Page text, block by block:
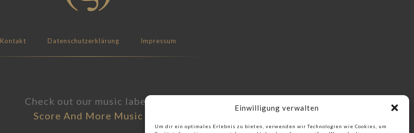
Einwilligung verwalten
Um dir ein optimales Erlebnis zu bieten, verwenden wir Technologien wie Cookies, um
Kontakt Datenschutzerklärung Impressum
Check out our music label:
Score And More Music